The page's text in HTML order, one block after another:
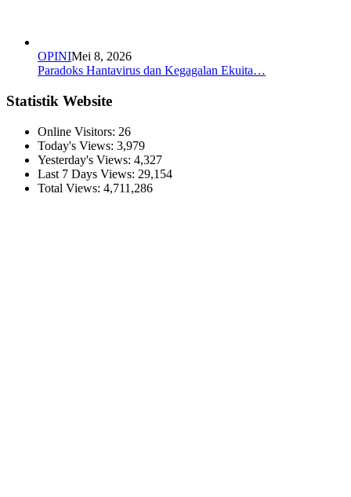
OPINIMei 8, 2026
Paradoks Hantavirus dan Kegagalan Ekuita…
Statistik Website
Online Visitors: 26
Today's Views: 3,979
Yesterday's Views: 4,327
Last 7 Days Views: 29,154
Total Views: 4,711,286